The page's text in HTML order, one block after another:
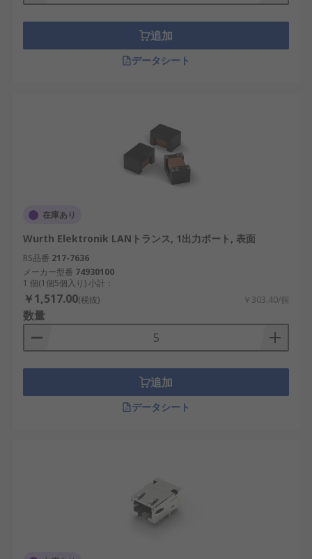
：電気的絶縁により、過電圧やサ
ネットワークの互換性向上 ：さまざまなプロ
トコルや規格に適合し、異なる機器間での通
低消費電力設計：消費電力を最小限に抑え、
デメリットとしては、コストが高い、特定の通信速
度に最適化された設計が必要といった点がありま
す。
LANパルストランスの選び方
LANパルストランスを選ぶ際には、以下の要素を考
慮することが重要です。
取り付けタイプ：スルーホール、表面実装、
基板実装のいずれか
絶縁耐圧：産業用途では高い絶縁耐圧が求め
追加
データシート
在庫あり
Wurth Elektronik LANトランス, 1出力ポート, 表面
RS品番 217-7636
メーカー型番 74930100
1 個(1個5個入り) 小計：
￥1,517.00(税抜) ￥303.40/個
数量
追加
データシート